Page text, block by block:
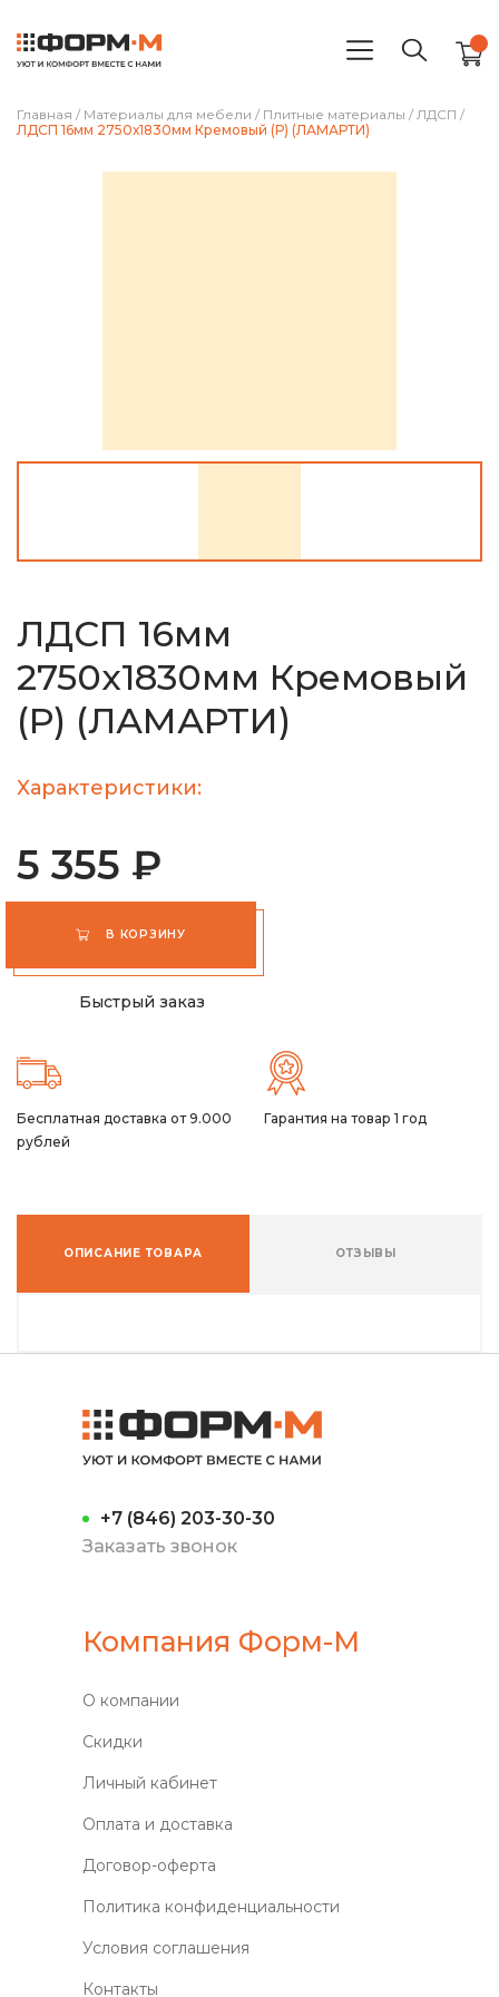
Главная / Материалы для мебели / Плитные материалы / ЛДСП /
ЛДСП 16мм 2750х1830мм Кремовый (Р) (ЛАМАРТИ)
ЛДСП 16мм
2750х1830мм Кремовый
(Р) (ЛАМАРТИ)
Характеристики:
5 355 ₽
В КОРЗИНУ
Быстрый заказ
Бесплатная доставка от 9.000
рублей
Гарантия на товар 1 год
ОПИСАНИЕ ТОВАРА ОТЗЫВЫ
+7 (846) 203-30-30
Заказать звонок
Компания Форм-М
О компании
Скидки
Личный кабинет
Оплата и доставка
Договор-оферта
Политика конфиденциальности
Условия соглашения
Контакты